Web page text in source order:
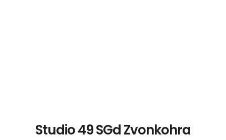
Studio 49 SGd Zvonkohra